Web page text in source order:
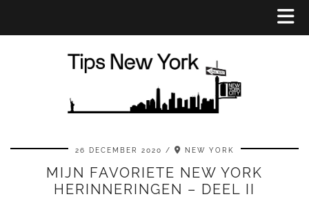
26 DECEMBER 2020 NEW YORK
MIJN FAVORIETE NEW YORK
HERINNERINGEN – DEEL II